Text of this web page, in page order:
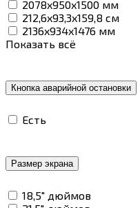
2078x950x1500 мм
212,6x93,3x159,8 см
2136x934x1476 мм
Показать всё
Кнопка аварийной остановки
Есть
Размер экрана
18,5" дюймов